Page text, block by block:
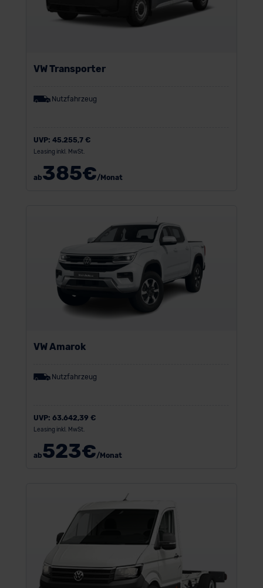
VW Transporter
Nutzfahrzeug
UVP: 45.255,7 €
Leasing inkl. MwSt.
ab385€/Monat
VW Amarok
Nutzfahrzeug
UVP: 63.642,39 €
Leasing inkl. MwSt.
ab523€/Monat